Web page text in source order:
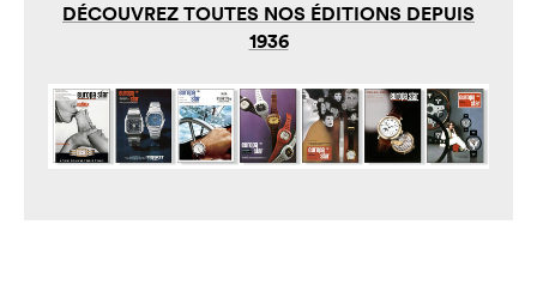
DÉCOUVREZ TOUTES NOS ÉDITIONS DEPUIS
1936